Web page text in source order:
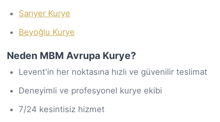
Sarıyer Kurye
Beyoğlu Kurye
Neden MBM Avrupa Kurye?
Levent'in her noktasına hızlı ve güvenilir teslimat
Deneyimli ve profesyonel kurye ekibi
7/24 kesintisiz hizmet